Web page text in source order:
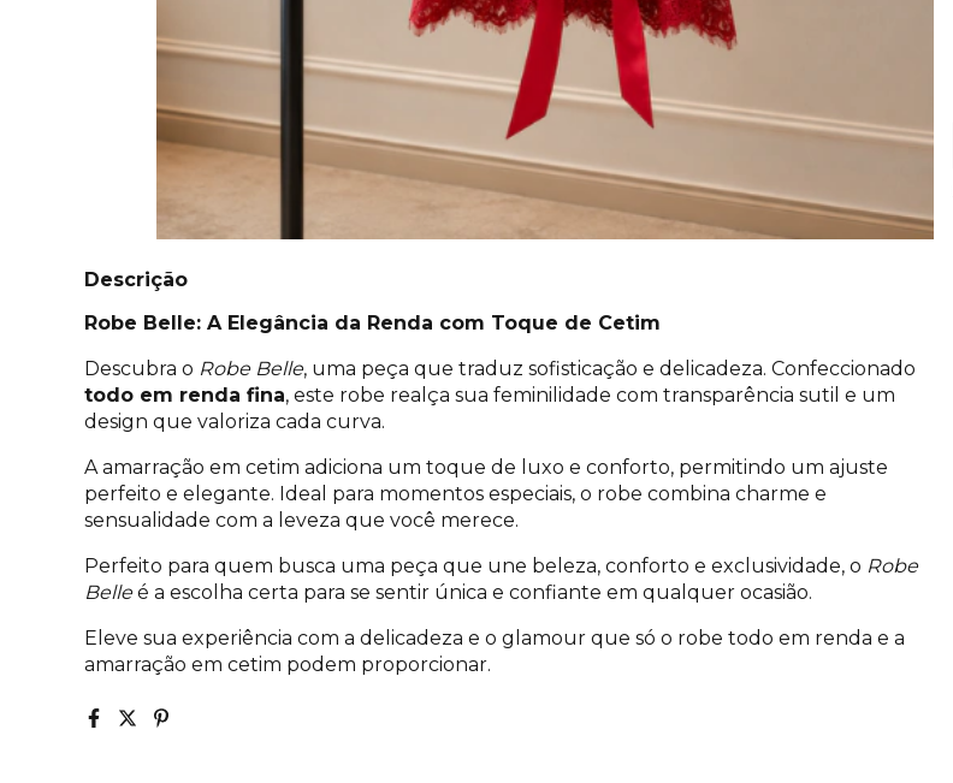
Descrição
Robe Belle: A Elegância da Renda com Toque de Cetim
Descubra o Robe Belle, uma peça que traduz sofisticação e delicadeza. Confeccionado
todo em renda fina, este robe realça sua feminilidade com transparência sutil e um
design que valoriza cada curva.
A amarração em cetim adiciona um toque de luxo e conforto, permitindo um ajuste
perfeito e elegante. Ideal para momentos especiais, o robe combina charme e
sensualidade com a leveza que você merece.
Perfeito para quem busca uma peça que une beleza, conforto e exclusividade, o Robe
Belleé a escolha certa para se sentir única e confiante em qualquer ocasião.
Eleve sua experiência com a delicadeza e o glamour que só o robe todo em renda e a
amarração em cetim podem proporcionar.